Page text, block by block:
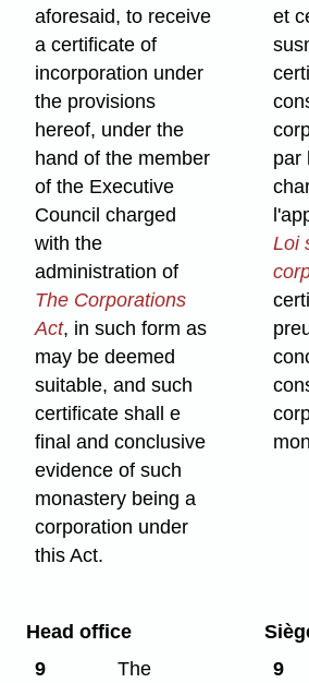
aforesaid, to receive
a certificate of
incorporation under
the provisions
hereof, under the
hand of the member
of the Executive
Council charged
with the
administration of
The Corporations
Act, in such form as
may be deemed
suitable, and such
certificate shall e
final and conclusive
evidence of such
monastery being a
corporation under
this Act.
et
par
Loi
Head office
9
The
9